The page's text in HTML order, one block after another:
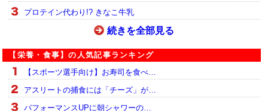
プロテイン代わり!? きなこ牛乳
続きを全部見る
【栄養・食事】の人気記事ランキング
【スポーツ選手向け】お寿司を食べ…
アスリートの捕食には「チーズ」が…
パフォーマンスUPに朝シャワーの…